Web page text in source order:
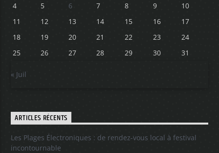
4
5 6 7 8 9
10
11
12 13 14 15 16
17
18
19 20 21 22 23
24
25
26 27 28 29 30 31
« Juil
ARTICLES RÉCENTS
Les Plages Électroniques : de rendez-vous local à festival
incontournable